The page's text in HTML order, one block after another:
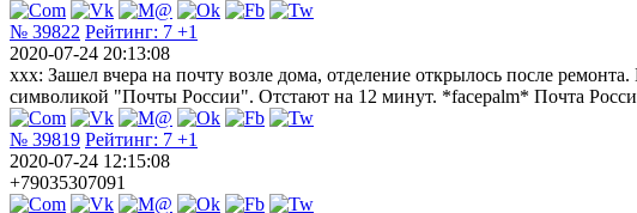
№ 39822 Рейтинг: 7 +1
2020-07-24 20:13:08
xxx: Зашел вчера на почту возле дома, отделение открылось после
символикой "Почты России". Отстают на 12 минут. *facepalm* Почта
№ 39819 Рейтинг: 7 +1
2020-07-24 12:15:08
+79035307091